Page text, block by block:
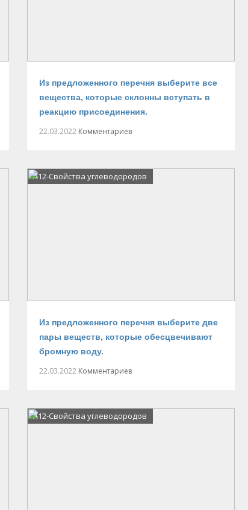
Из предложенного перечня выберите все
вещества, которые склонны вступать в
реакцию присоединения.
22.03.2022 Комментариев
А12-Свойства углеводородов
Из предложенного перечня выберите две
пары веществ, которые обесцвечивают
бромную воду.
22.03.2022 Комментариев
А12-Свойства углеводородов